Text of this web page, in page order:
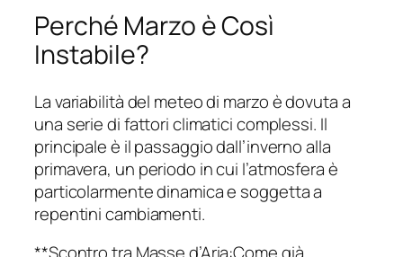
Perché Marzo è Così
Instabile?
La variabilità del meteo di marzo è dovuta a
una serie di fattori climatici complessi. Il
principale è il passaggio dall’inverno alla
primavera, un periodo in cui l’atmosfera è
particolarmente dinamica e soggetta a
repentini cambiamenti.